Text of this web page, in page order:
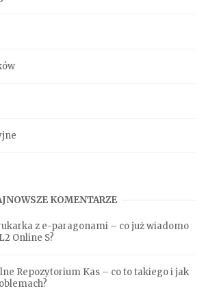
KOMENTARZE
z e-paragonami – co już wiadomo
Online S?
Repozytorium Kas – co to takiego i jak